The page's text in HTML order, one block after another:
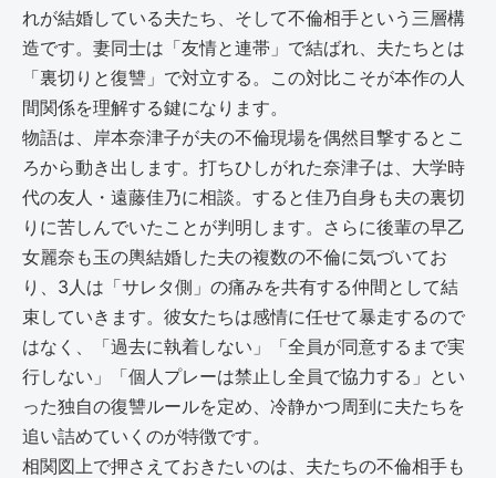
れが結婚している夫たち、そして不倫相手という三層構
造です。妻同士は「友情と連帯」で結ばれ、夫たちとは
「裏切りと復讐」で対立する。この対比こそが本作の人
間関係を理解する鍵になります。
物語は、岸本奈津子が夫の不倫現場を偶然目撃するとこ
ろから動き出します。打ちひしがれた奈津子は、大学時
代の友人・遠藤佳乃に相談。すると佳乃自身も夫の裏切
りに苦しんでいたことが判明します。さらに後輩の早乙
女麗奈も玉の輿結婚した夫の複数の不倫に気づいてお
り、3人は「サレタ側」の痛みを共有する仲間として結
束していきます。彼女たちは感情に任せて暴走するので
はなく、「過去に執着しない」「全員が同意するまで実
行しない」「個人プレーは禁止し全員で協力する」とい
った独自の復讐ルールを定め、冷静かつ周到に夫たちを
追い詰めていくのが特徴です。
相関図上で押さえておきたいのは、夫たちの不倫相手も